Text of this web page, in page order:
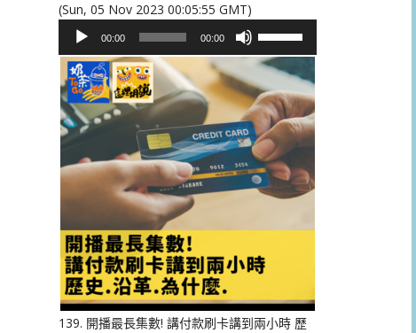
(Sun, 05 Nov 2023 00:05:55 GMT)
播
放
器
00:00 00:00
向
上/
向
下
鍵
以
提
或
降
低
量。
139. 開播最長集數! 講付款刷卡講到兩小時 歷